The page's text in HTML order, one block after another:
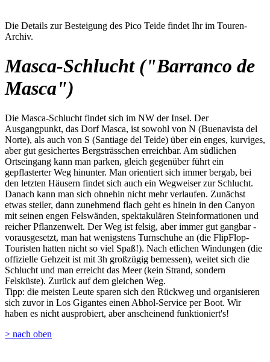
Die Details zur Besteigung des Pico Teide findet Ihr im Touren-
Archiv.
Masca-Schlucht ("Barranco de
Masca")
Die Masca-Schlucht findet sich im NW der Insel. Der
Ausgangpunkt, das Dorf Masca, ist sowohl von N (Buenavista del
Norte), als auch von S (Santiage del Teide) über ein enges, kurviges,
aber gut gesichertes Bergsträsschen erreichbar. Am südlichen
Ortseingang kann man parken, gleich gegenüber führt ein
gepflasterter Weg hinunter. Man orientiert sich immer bergab, bei
den letzten Häusern findet sich auch ein Wegweiser zur Schlucht.
Danach kann man sich ohnehin nicht mehr verlaufen. Zunächst
etwas steiler, dann zunehmend flach geht es hinein in den Canyon
mit seinen engen Felswänden, spektakulären Steinformationen und
reicher Pflanzenwelt. Der Weg ist felsig, aber immer gut gangbar -
vorausgesetzt, man hat wenigstens Turnschuhe an (die FlipFlop-
Touristen hatten nicht so viel Spaß!). Nach etlichen Windungen (die
offizielle Gehzeit ist mit 3h großzügig bemessen), weitet sich die
Schlucht und man erreicht das Meer (kein Strand, sondern
Felsküste). Zurück auf dem gleichen Weg.
Tipp: die meisten Leute sparen sich den Rückweg und organisieren
sich zuvor in Los Gigantes einen Abhol-Service per Boot. Wir
haben es nicht ausprobiert, aber anscheinend funktioniert's!
> nach oben